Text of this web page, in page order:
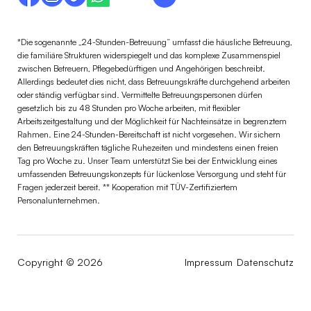
*Die sogenannte „24-Stunden-Betreuung“ umfasst die häusliche Betreuung,
die familiäre Strukturen widerspiegelt und das komplexe Zusammenspiel
zwischen Betreuern, Pflegebedürftigen und Angehörigen beschreibt.
Allerdings bedeutet dies nicht, dass Betreuungskräfte durchgehend arbeiten
oder ständig verfügbar sind. Vermittelte Betreuungspersonen dürfen
gesetzlich bis zu 48 Stunden pro Woche arbeiten, mit flexibler
Arbeitszeitgestaltung und der Möglichkeit für Nachteinsätze in begrenztem
Rahmen. Eine 24-Stunden-Bereitschaft ist nicht vorgesehen. Wir sichern
den Betreuungskräften tägliche Ruhezeiten und mindestens einen freien
Tag pro Woche zu. Unser Team unterstützt Sie bei der Entwicklung eines
umfassenden Betreuungskonzepts für lückenlose Versorgung und steht für
Fragen jederzeit bereit. ** Kooperation mit TÜV-Zertifiziertem
Personalunternehmen.
Copyright © 2026 Impressum Datenschutz